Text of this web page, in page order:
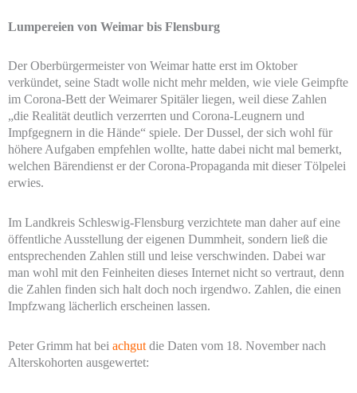
Lumpereien von Weimar bis Flensburg
Der Oberbürgermeister von Weimar hatte erst im Oktober
verkündet, seine Stadt wolle nicht mehr melden, wie viele Geimpfte
im Corona-Bett der Weimarer Spitäler liegen, weil diese Zahlen
„die Realität deutlich verzerrten und Corona-Leugnern und
Impfgegnern in die Hände“ spiele. Der Dussel, der sich wohl für
höhere Aufgaben empfehlen wollte, hatte dabei nicht mal bemerkt,
welchen Bärendienst er der Corona-Propaganda mit dieser Tölpelei
erwies.
Im Landkreis Schleswig-Flensburg verzichtete man daher auf eine
öffentliche Ausstellung der eigenen Dummheit, sondern ließ die
entsprechenden Zahlen still und leise verschwinden. Dabei war
man wohl mit den Feinheiten dieses Internet nicht so vertraut, denn
die Zahlen finden sich halt doch noch irgendwo. Zahlen, die einen
Impfzwang lächerlich erscheinen lassen.
Peter Grimm hat bei achgut die Daten vom 18. November nach
Alterskohorten ausgewertet: